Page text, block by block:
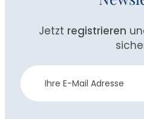
Jetzt registrieren
Newsletter
Anmeldung